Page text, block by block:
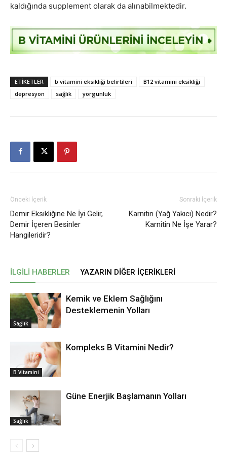
kaldığında supplement olarak da alınabilmektedir.
ETIKETLER b vitamini eksikliği belirtileri
B12 vitamini eksikliği
depresyon
sağlık yorgunluk
Önceki İçerik
Demir Eksikliğine Ne İyi Gelir,
Demir İçeren Besinler
Hangileridir?
Sonraki İçerik
Karnitin (Yağ Yakıcı) Nedir?
Karnitin Ne İşe Yarar?
İLGILI HABERLER YAZARIN DIĞER İÇERIKLERI
Sağlık
Kemik ve Eklem Sağlığını
Desteklemenin Yolları
B Vitamini
Kompleks B Vitamini Nedir?
Sağlık
Güne Enerjik Başlamanın Yolları